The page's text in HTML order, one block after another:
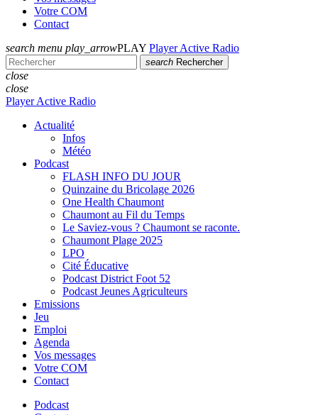
Votre COM
Contact
search menu play_arrowPLAY Player Active Radio
search Rechercher
close
close
Player Active Radio
Actualité
Infos
Météo
Podcast
FLASH INFO DU JOUR
Quinzaine du Bricolage 2026
One Health Chaumont
Chaumont au Fil du Temps
Le Saviez-vous ? Chaumont se raconte.
Chaumont Plage 2025
LPO
Cité Éducative
Podcast District Foot 52
Podcast Jeunes Agriculteurs
Emissions
Jeu
Emploi
Agenda
Vos messages
Votre COM
Contact
Podcast